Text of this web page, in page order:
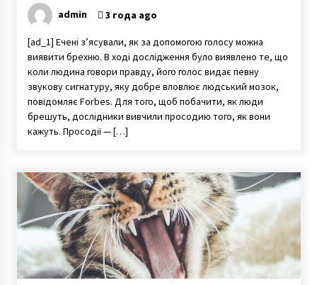
admin 3 года ago
[ad_1] Eчені з’ясували, як за допомогою голосу можна
виявити брехню. В ході дослідження було виявлено те, що
коли людина говори правду, його голос видає певну
звукову сигнатуру, яку добре вловлює людський мозок,
повідомляє Forbes. Для того, щоб побачити, як люди
брешуть, дослідники вивчили просодию того, як вони
кажуть. Просодії — […]